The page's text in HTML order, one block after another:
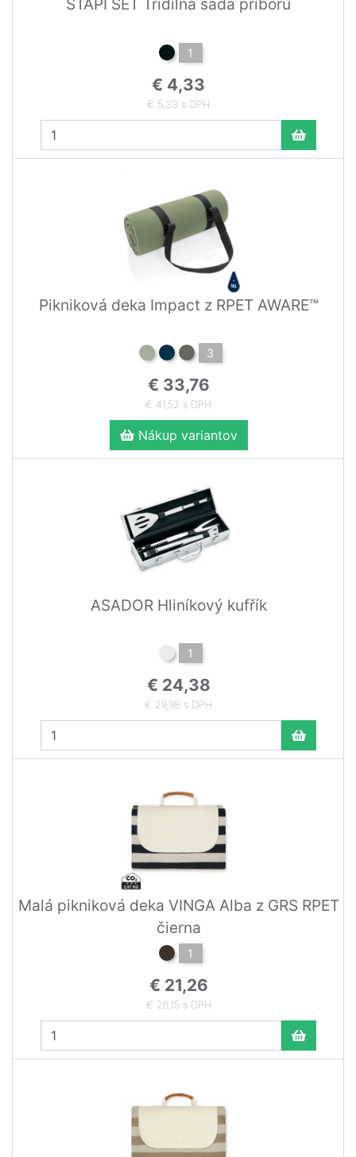
STAPI SET Třídílná sada příborů
1
€ 4,33
€ 5,33 s DPH
Pikniková deka Impact z RPET AWARE™
3
€ 33,76
€ 41,52 s DPH
Nákup variantov
ASADOR Hliníkový kufřík
1
€ 24,38
€ 29,98 s DPH
Malá pikniková deka VINGA Alba z GRS RPET
čierna
1
€ 21,26
€ 26,15 s DPH